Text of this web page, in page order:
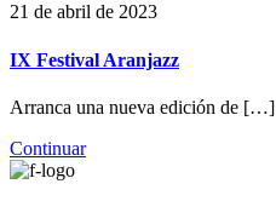
21 de abril de 2023
IX Festival Aranjazz
Arranca una nueva edición de […]
Continuar